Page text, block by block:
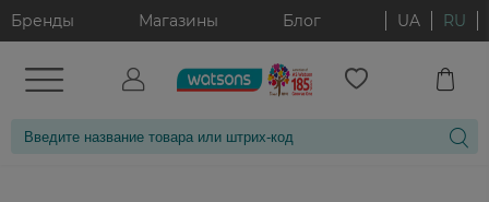
Бренды Магазины Блог UA RU